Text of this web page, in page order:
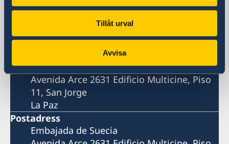
Tillåt urval
Avvisa
Sverige i Bolivia
SVERIGES AMBASSAD
Besöksadress
Avenida Arce 2631 Edificio Multicine, Piso
11, San Jorge
La Paz
Postadress
Embajada de Suecia